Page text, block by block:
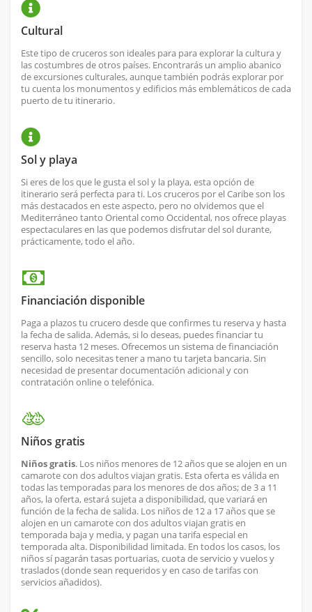
Cultural
Este tipo de cruceros son ideales para para explorar la cultura y
las costumbres de otros países. Encontrarás un amplio abanico
de excursiones culturales, aunque también podrás explorar por
tu cuenta los monumentos y edificios más emblemáticos de cada
puerto de tu itinerario.
Sol y playa
Si eres de los que le gusta el sol y la playa, esta opción de
itinerario será perfecta para ti. Los cruceros por el Caribe son los
más destacados en este aspecto, pero no olvidemos que el
Mediterráneo tanto Oriental como Occidental, nos ofrece playas
espectaculares en las que podemos disfrutar del sol durante,
prácticamente, todo el año.
Financiación disponible
Paga a plazos tu crucero desde que confirmes tu reserva y hasta
la fecha de salida. Además, si lo deseas, puedes financiar tu
reserva hasta 12 meses. Ofrecemos un sistema de financiación
sencillo, solo necesitas tener a mano tu tarjeta bancaria. Sin
necesidad de presentar documentación adicional y con
contratación online o telefónica.
Niños gratis
Niños gratis. Los niños menores de 12 años que se alojen en un
camarote con dos adultos viajan gratis. Esta oferta es válida en
todas las temporadas para los menores de dos años; de 3 a 11
años, la oferta, estará sujeta a disponibilidad, que variará en
función de la fecha de salida. Los niños de 12 a 17 años que se
alojen en un camarote con dos adultos viajan gratis en
temporada baja y media, y pagan una tarifa especial en
temporada alta. Disponibilidad limitada. En todos los casos, los
niños sí pagarán tasas portuarias, cuota de servicio y vuelos y
traslados (donde sean requeridos y en caso de tarifas con
servicios añadidos).